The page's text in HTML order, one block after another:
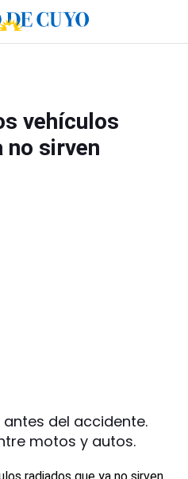
vehículos
no sirven
del accidente.
motos y autos.